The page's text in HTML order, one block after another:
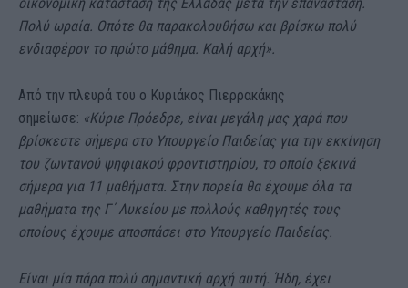
Πολύ ωραία. Οπότε θα παρακολουθήσω και βρίσκω πολύ
ενδιαφέρον το πρώτο μάθημα. Καλή αρχή».
Από την πλευρά του ο Κυριάκος Πιερρακάκης
σημείωσε: «Κύριε Πρόεδρε, είναι μεγάλη μας χαρά που
βρίσκεστε σήμερα στο Υπουργείο Παιδείας για την εκκίνηση
του ζωντανού ψηφιακού φροντιστηρίου, το οποίο ξεκινά
σήμερα για 11 μαθήματα. Στην πορεία θα έχουμε όλα τα
μαθήματα της Γ΄ Λυκείου με πολλούς καθηγητές τους
οποίους έχουμε αποσπάσει στο Υπουργείο Παιδείας.
Είναι μία πάρα πολύ σημαντική αρχή αυτή. Ήδη, έχει